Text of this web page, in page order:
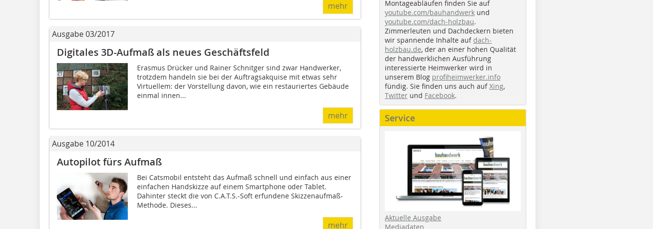
mehr
Ausgabe 03/2017
Digitales 3D-Aufmaß als neues Geschäftsfeld
Erasmus Drücker und Rainer Schnitger sind zwar Handwerker,
trotzdem handeln sie bei der Auftragsakquise mit etwas sehr
Virtuellem: der Vorstellung davon, wie ein restauriertes Gebäude
einmal innen...
mehr
Ausgabe 10/2014
Autopilot fürs Aufmaß
Bei Catsmobil entsteht das Aufmaß schnell und einfach aus einer
einfachen Handskizze auf einem Smartphone oder Tablet.
Dahinter steckt die von C.A.T.S.-Soft erfundene Skizzenaufmaß-
Methode. Dieses...
mehr
Montageabläufen finden Sie auf
youtube.com/bauhandwerk und
youtube.com/dach-holzbau.
Zimmerleuten und Dachdeckern bieten
wir spannende Inhalte auf dach-
holzbau.de, der an einer hohen Qualität
der handwerklichen Ausführung
interessierte Heimwerker wird in
unserem Blog profiheimwerker.info
fündig. Sie finden uns auch aufXing,
Twitter und Facebook.
Service
Aktuelle Ausgabe
Mediadaten